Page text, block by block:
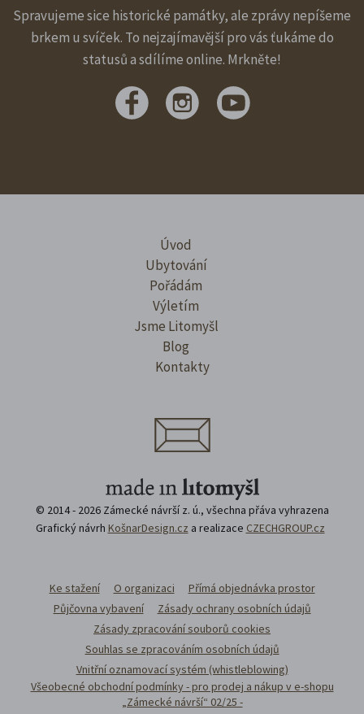
Spravujeme sice historické památky, ale zprávy nepíšeme
brkem u svíček. To nejzajímavější pro vás ťukáme do
statusů a sdílíme online. Mrkněte!
Úvod
Ubytování
Pořádám
Výletím
Jsme Litomyšl
Blog
Kontakty
© 2014 - 2026 Zámecké návrší z. ú., všechna přáva vyhrazena
Grafický návrh KošnarDesign.cz a realizace CZECHGROUP.cz
Ke stažení O organizaci
Přímá objednávka prostor
Půjčovna vybavení
Zásady ochrany osobních údajů
Zásady zpracování souborů cookies
Souhlas se zpracováním osobních údajů
Vnitřní oznamovací systém (whistleblowing)
Všeobecné obchodní podmínky - pro prodej a nákup v e-shopu
„Zámecké návrší“ 02/25 -